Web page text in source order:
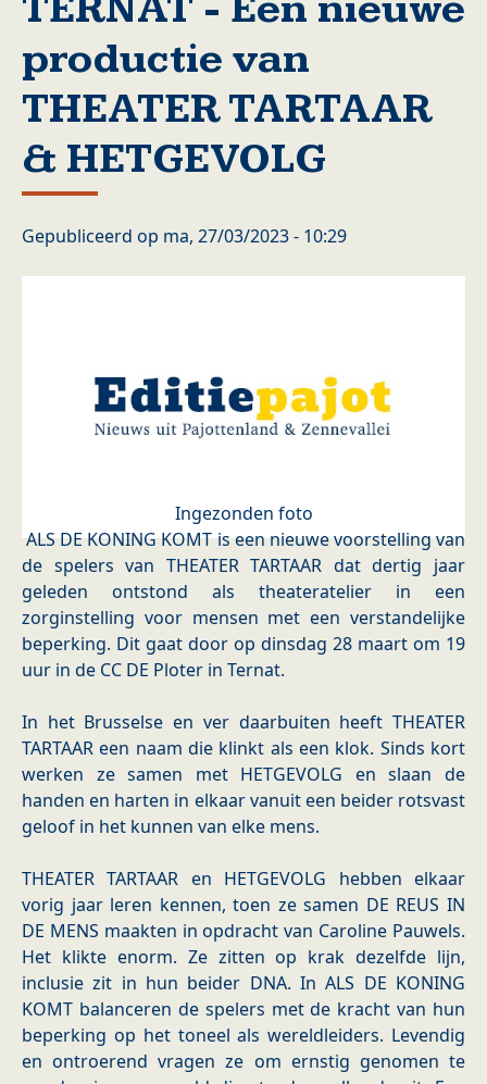
productie van
THEATER TARTAAR
& HETGEVOLG
Gepubliceerd op ma, 27/03/2023 - 10:29
Ingezonden foto
ALS DE KONING KOMT is een nieuwe voorstelling van
de spelers van THEATER TARTAAR dat dertig jaar
geleden ontstond als theateratelier in een
zorginstelling voor mensen met een verstandelijke
beperking. Dit gaat door op dinsdag 28 maart om 19
uur in de CC DE Ploter in Ternat.
In het Brusselse en ver daarbuiten heeft THEATER
TARTAAR een naam die klinkt als een klok. Sinds kort
werken ze samen met HETGEVOLG en slaan de
handen en harten in elkaar vanuit een beider rotsvast
geloof in het kunnen van elke mens.
THEATER TARTAAR en HETGEVOLG hebben elkaar
vorig jaar leren kennen, toen ze samen DE REUS IN
DE MENS maakten in opdracht van Caroline Pauwels.
Het klikte enorm. Ze zitten op krak dezelfde lijn,
inclusie zit in hun beider DNA. In ALS DE KONING
KOMT balanceren de spelers met de kracht van hun
beperking op het toneel als wereldleiders. Levendig
en ontroerend vragen ze om ernstig genomen te